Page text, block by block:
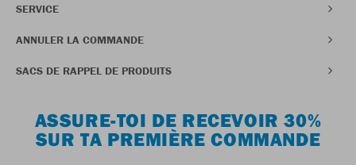
SERVICE
ANNULER LA COMMANDE
SACS DE RAPPEL DE PRODUITS
ASSURE-TOI DE RECEVOIR 30%
SUR TA PREMIÈRE COMMANDE